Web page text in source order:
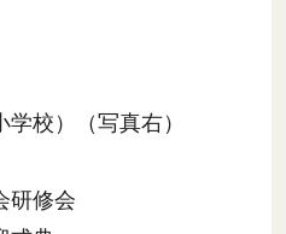
校）（写真右）
研修会